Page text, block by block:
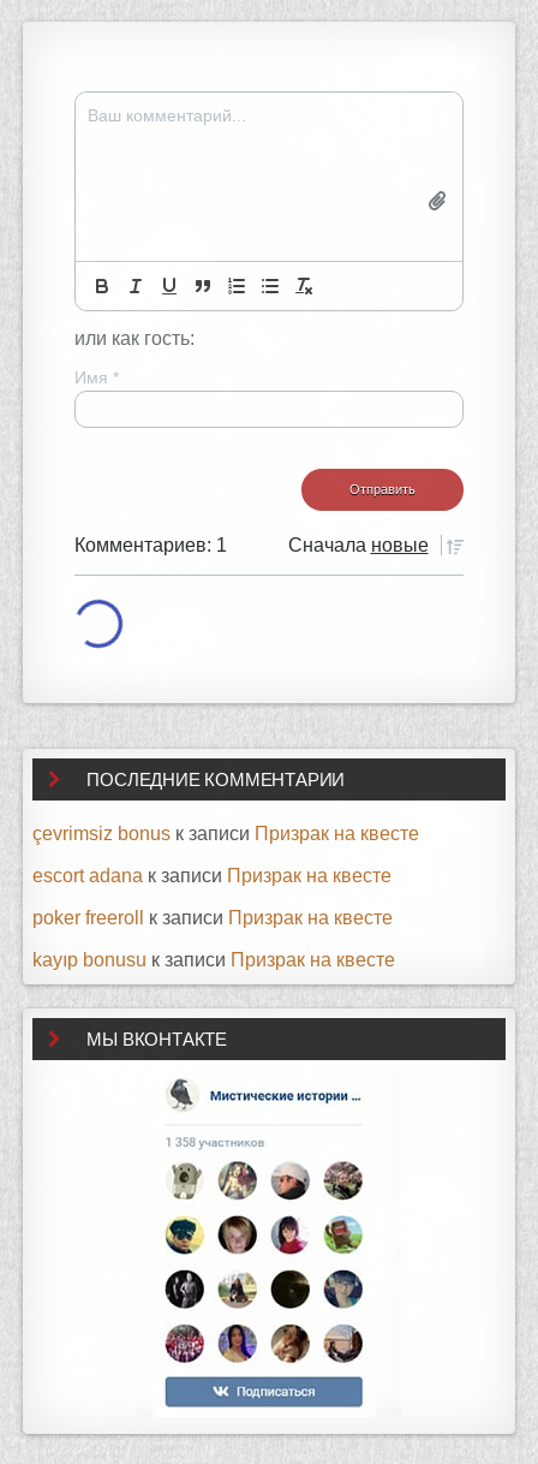
или как гость:
Имя *
Комментариев: 1 Сначала новые
ПОСЛЕДНИЕ КОММЕНТАРИИ
çevrimsiz bonus к записи Призрак на квесте
escort adana к записи Призрак на квесте
poker freeroll к записи Призрак на квесте
kayıp bonusu к записи Призрак на квесте
МЫ ВКОНТАКТЕ